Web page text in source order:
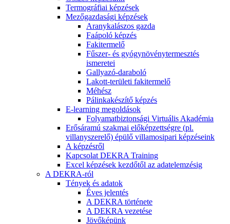
Termográfiai képzések
Mezőgazdasági képzések
Aranykalászos gazda
Faápoló képzés
Fakitermelő
Fűszer- és gyógynövénytermesztés
ismeretei
Gallyazó-daraboló
Lakott-területi fakitermelő
Méhész
Pálinkakészítő képzés
E-learning megoldások
Folyamatbiztonsági Virtuális Akadémia
Erősáramú szakmai előképzettségre (pl.
villanyszerelő) épülő villamosipari képzéseink
A képzésről
Kapcsolat DEKRA Training
Excel képzések kezdőtől az adatelemzésig
A DEKRA-ról
Tények és adatok
Éves jelentés
A DEKRA története
A DEKRA vezetése
Jövőképünk